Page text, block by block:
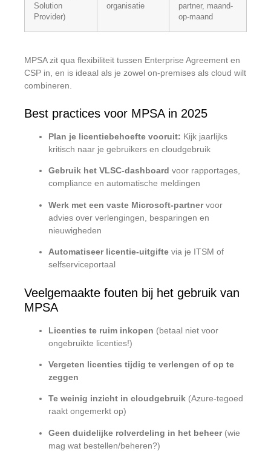
Solution
Provider)
organisatie
partner, maand-
op-maand
MPSA zit qua flexibiliteit tussen Enterprise Agreement en
CSP in, en is ideaal als je zowel on-premises als cloud wilt
combineren.
Best practices voor MPSA in 2025
Plan je licentiebehoefte vooruit: Kijk jaarlijks
kritisch naar je gebruikers en cloudgebruik
Gebruik het VLSC-dashboard voor rapportages,
compliance en automatische meldingen
Werk met een vaste Microsoft-partnervoor
advies over verlengingen, besparingen en
nieuwigheden
Automatiseer licentie-uitgifte via je ITSM of
selfserviceportaal
Veelgemaakte fouten bij het gebruik van
MPSA
Licenties te ruim inkopen (betaal niet voor
ongebruikte licenties!)
Vergeten licenties tijdig te verlengen of op te
zeggen
Te weinig inzicht in cloudgebruik (Azure-tegoed
raakt ongemerkt op)
Geen duidelijke rolverdeling in het beheer(wie
mag wat bestellen/beheren?)